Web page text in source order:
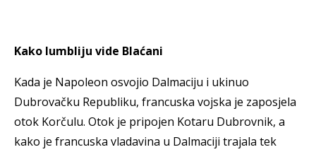
Kako lumbliju vide Blaćani
Kada je Napoleon osvojio Dalmaciju i ukinuo
Dubrovačku Republiku, francuska vojska je zaposjela
otok Korčulu. Otok je pripojen Kotaru Dubrovnik, a
kako je francuska vladavina u Dalmaciji trajala tek